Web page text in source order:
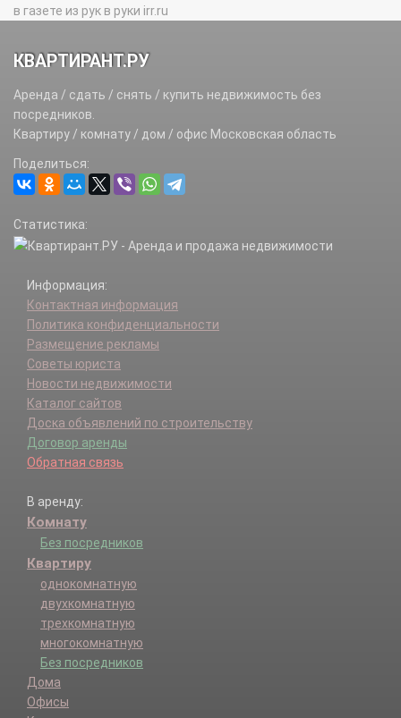
в газете из рук в руки irr.ru
КВАРТИРАНТ.РУ
Аренда / сдать / снять / купить недвижимость без
посредников.
Квартиру / комнату / дом / офис Московская область
Поделиться:
Статистика:
Информация:
Контактная информация
Политика конфиденциальности
Размещение рекламы
Советы юриста
Новости недвижимости
Каталог сайтов
Доска объявлений по строительству
Договор аренды
Обратная связь
В аренду:
Комнату
Без посредников
Квартиру
однокомнатную
двухкомнатную
трехкомнатную
многокомнатную
Без посредников
Дома
Офисы